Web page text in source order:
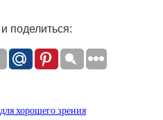
поделиться:
хорошего зрения